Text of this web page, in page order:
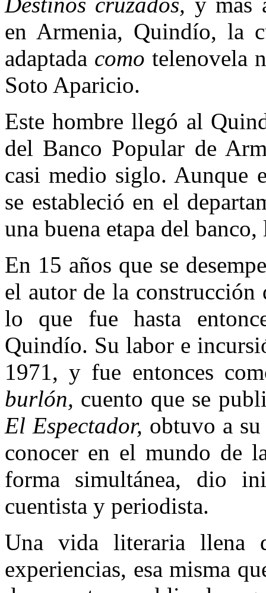
en Armenia, Quindío, la
adaptada comotelenovela
Soto Aparicio.
Este hombre llegó al
del Banco Popular de
casi medio siglo. Aunque
se estableció en el
una buena etapa del
En 15 años que se
el autor de la
lo que fue hasta
Quindío. Su labor e
1971, y fue entonces
burlón, cuento que se
El Espectador, obtuvo a
conocer en el mundo de
forma simultánea, dio
cuentista y periodista.
Una vida literaria llena
experiencias, esa misma